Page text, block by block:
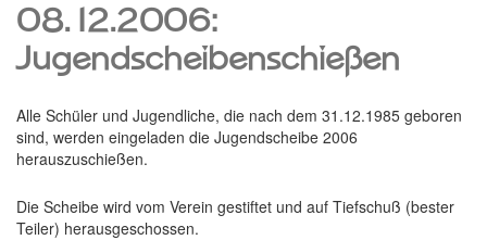
08.12.2006:
Jugendscheibenschießen
Alle Schüler und Jugendliche, die nach dem 31.12.1985 geboren
sind, werden eingeladen die Jugendscheibe 2006
herauszuschießen.
Die Scheibe wird vom Verein gestiftet und auf Tiefschuß (bester
Teiler) herausgeschossen.